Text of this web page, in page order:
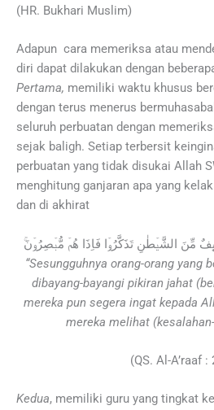
(HR. Bukhari Muslim)
Adapun cara memeriksa atau
diri dapat dilakukan dengan
Pertama, memiliki waktu khusus
dengan terus menerus
seluruh perbuatan dengan
sejak baligh. Setiap terbersit
perbuatan yang tidak disukai Allah
menghitung ganjaran apa yang
dan di akhirat
مِّنَ الشَّيۡطٰنِ تَذَكَّرُوۡا فَاِذَا هُمۡ مُّبۡصِرُوۡنَ​ۚ‏
“Sesungguhnya orang-orang yang
dibayang-bayangi pikiran jahat
mereka pun segera ingat kepada
mereka melihat
(QS. Al-A’raaf :
Kedua, memiliki guru yang tingkat